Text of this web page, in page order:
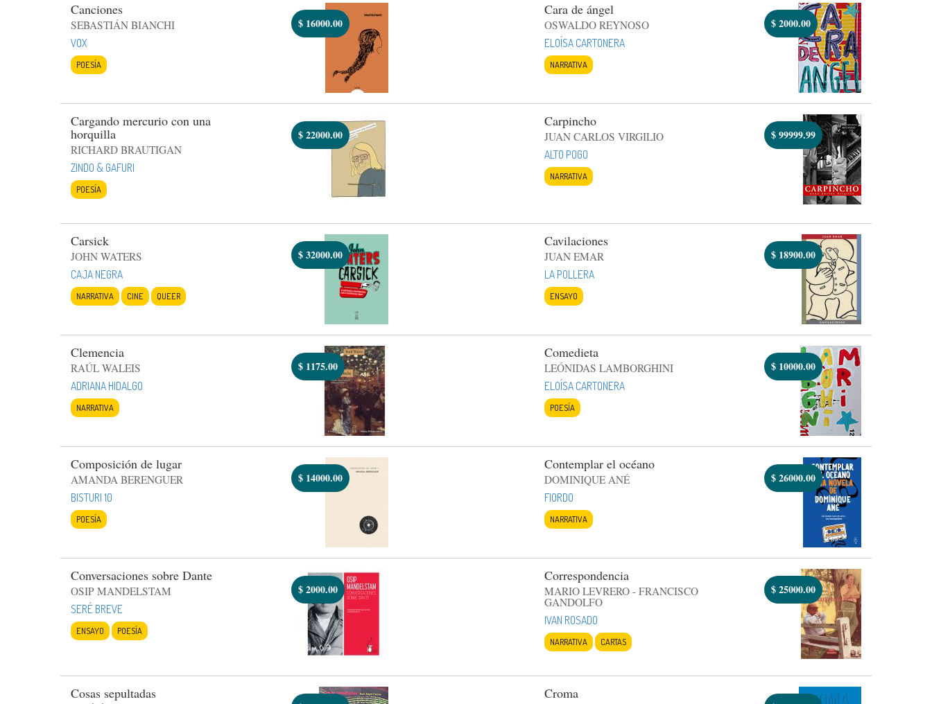
Canciones
SEBASTIÁN BIANCHI
VOX
POESÍA
$16000.00
Cara de ángel
OSWALDO REYNOSO
ELOÍSA CARTONERA
NARRATIVA
$2000.00
Cargando mercurio con una
horquilla
RICHARD BRAUTIGAN
ZINDO & GAFURI
POESÍA
$22000.00
Carpincho
JUAN CARLOS VIRGILIO
ALTO POGO
NARRATIVA
$99999.99
Carsick
JOHN WATERS
CAJA NEGRA
NARRATIVA CINE QUEER
$32000.00
Cavilaciones
JUAN EMAR
LA POLLERA
ENSAYO
$ 18900.00
Clemencia
RAÚL WALEIS
ADRIANA HIDALGO
NARRATIVA
$1175.00
Comedieta
LEÓNIDAS LAMBORGHINI
ELOÍSA CARTONERA
POESÍA
$ 10000.00
Composición de lugar
AMANDA BERENGUER
BISTURI 10
POESÍA
$14000.00
Contemplar el océano
DOMINIQUE ANÉ
FIORDO
NARRATIVA
$26000.00
Conversaciones sobre Dante
OSIP MANDELSTAM
SERÉ BREVE
ENSAYO POESÍA
$2000.00
Correspondencia
MARIO LEVRERO - FRANCISCO
GANDOLFO
IVAN ROSADO
NARRATIVA CARTAS
$25000.00
Cosas sepultadas Croma